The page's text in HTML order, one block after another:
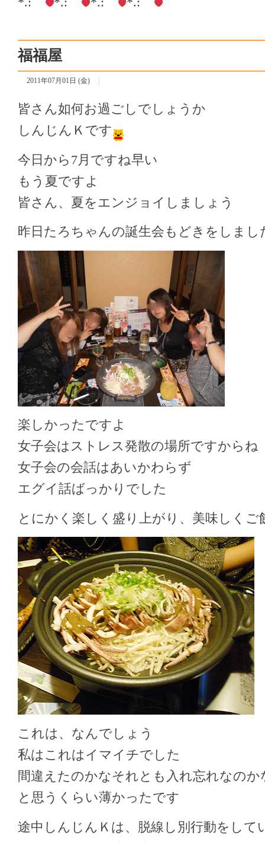
福福屋
2011年07月01日 (金)
皆さん如何お過ごしでしょうか
しんじんＫです
今日から7月ですね早い
もう夏ですよ
皆さん、夏をエンジョイしましょう
昨日たろちゃんの誕生会もどきをしまし
楽しかったですよ
女子会はストレス発散の場所ですからね
女子会の会話はあいかわらず
エグイ話ばっかりでした
とにかく楽しく盛り上がり、美味しくご
これは、なんでしょう
私はこれはイマイチでした
間違えたのかな それとも入れ忘れなのか
と思うくらい薄かったです
途中しんじんＫは、脱線し別行動をして